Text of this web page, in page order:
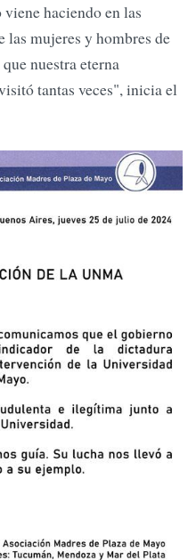
haciendo en las
las mujeres y hombres de
nuestra eterna
tantas veces", inicia el